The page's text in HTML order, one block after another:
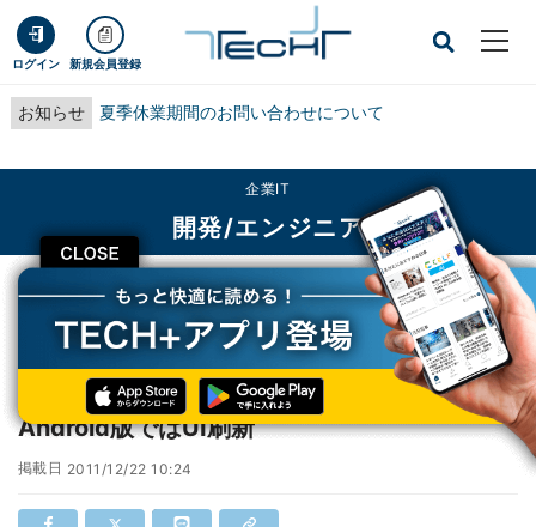
ログイン 新規会員登録
お知らせ 夏季休業期間のお問い合わせについて
CLOSE
企業IT
開発/エンジニア
TECH+ 企業IT
開発/エンジニア
Firefox 9リリース - JavaScript高速化など、Android版ではUI刷新
Firefox 9リリース - JavaScript高速化など、
Android版ではUI刷新
掲載日 2011/12/22 10:24